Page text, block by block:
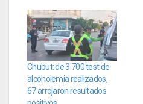
Chubut: de 3.700 test de
alcoholemia realizados,
67 arrojaron resultados